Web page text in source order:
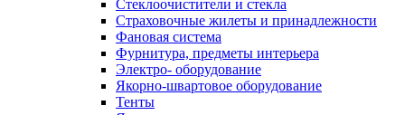
Стеклоочистители и стекла
Страховочные жилеты и принадлежности
Фановая система
Фурнитура, предметы интерьера
Электро- оборудование
Якорно-швартовое оборудование
Тенты